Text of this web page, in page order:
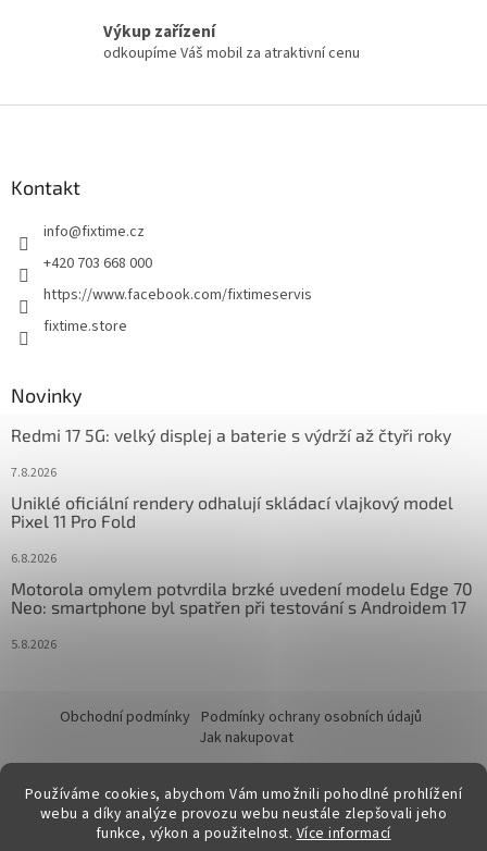
Používáme cookies, abychom Vám umožnili pohodlné prohlížení
webu a díky analýze provozu webu neustále zlepšovali jeho
funkce, výkon a použitelnost. Více informací
Výkup zařízení
odkoupíme Váš mobil za atraktivní cenu
Kontakt
info@fixtime.cz
+420 703 668 000
https://www.facebook.com/fixtimeservis
fixtime.store
Novinky
Redmi 17 5G: velký displej a baterie s výdrží až čtyři roky
7.8.2026
Uniklé oficiální rendery odhalují skládací vlajkový model
Pixel 11 Pro Fold
6.8.2026
Motorola omylem potvrdila brzké uvedení modelu Edge 70
Neo: smartphone byl spatřen při testování s Androidem 17
5.8.2026
Obchodní podmínky Podmínky ochrany osobních údajů
Jak nakupovat
Vytvořil Shoptet